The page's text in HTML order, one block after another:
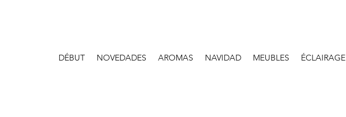
DÉBUT NOVEDADES AROMAS NAVIDAD MEUBLES ÉCLAIRAGE